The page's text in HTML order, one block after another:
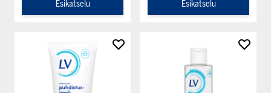
Esikatselu
Esikatselu